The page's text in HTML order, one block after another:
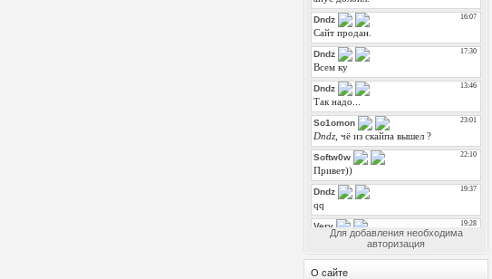
Для добавления необходима
авторизация
О сайте